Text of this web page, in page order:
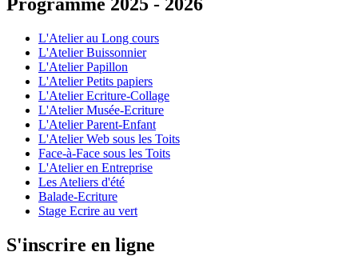
L'Atelier au Long cours
L'Atelier Buissonnier
L'Atelier Papillon
L'Atelier Petits papiers
L'Atelier Ecriture-Collage
L'Atelier Musée-Ecriture
L'Atelier Parent-Enfant
L'Atelier Web sous les Toits
Face-à-Face sous les Toits
L'Atelier en Entreprise
Les Ateliers d'été
Balade-Ecriture
Stage Ecrire au vert
S'inscrire en ligne